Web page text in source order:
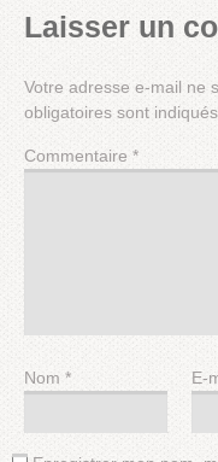
Laisser un
Votre adresse e-mail ne
obligatoires sont
Commentaire *
Nom * E-